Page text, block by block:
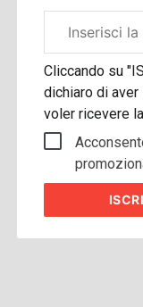
aziendale
Cliccando su
dichiaro di
voler ricevere